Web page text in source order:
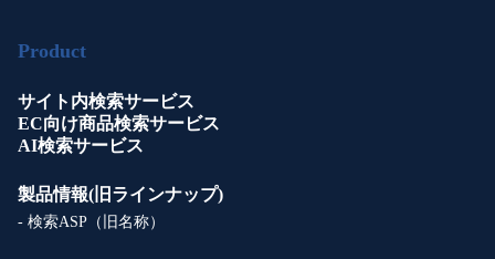
Product
サイト内検索サービス
EC向け商品検索サービス
AI検索サービス
製品情報(旧ラインナップ)
- 検索ASP（旧名称）